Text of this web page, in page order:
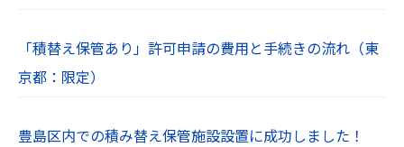
「積替え保管あり」許可申請の費用と手続きの流れ（東
京都：限定）
豊島区内での積み替え保管施設設置に成功しました！